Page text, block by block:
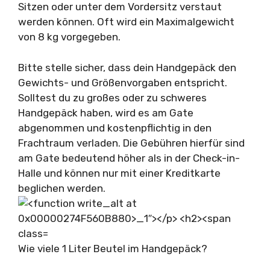
Sitzen oder unter dem Vordersitz verstaut
werden können. Oft wird ein Maximalgewicht
von 8 kg vorgegeben.
Bitte stelle sicher, dass dein Handgepäck den
Gewichts- und Größenvorgaben entspricht.
Solltest du zu großes oder zu schweres
Handgepäck haben, wird es am Gate
abgenommen und kostenpflichtig in den
Frachtraum verladen. Die Gebühren hierfür sind
am Gate bedeutend höher als in der Check-in-
Halle und können nur mit einer Kreditkarte
beglichen werden.
Wie viele 1 Liter Beutel im Handgepäck?